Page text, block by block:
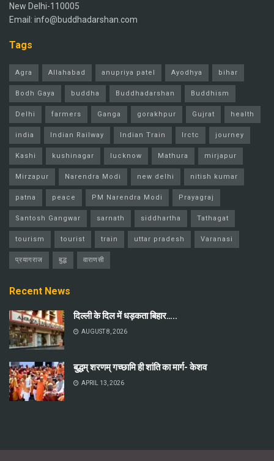
New Delhi-110005
Email: info@buddhadarshan.com
Tags
Agra Allahabad anupriya patel Ayodhya bihar
Bodh Gaya buddha Buddhadarshan Buddhism
Delhi farmers Ganga gorakhpur Gujrat health
india Indian Railway Indian Train Irctc journey
Kashi kushinagar lucknow Mathura mirjapur
Mirzapur Narendra Modi new delhi nitish kumar
patna peace PM Narendra Modi Prayagraj
Santosh Gangwar sarnath siddhartha Tathagat
tourism tourist train uttar pradesh Varanasi
प्रयागराज बुद्ध वाराणसी
Recent News
दिल्ली के दिल में धड़कता बिहार…..
AUGUST 8, 2026
बुद्धम् शरणम् गच्छामि ही शांति का मार्ग- केशव
APRIL 13, 2026